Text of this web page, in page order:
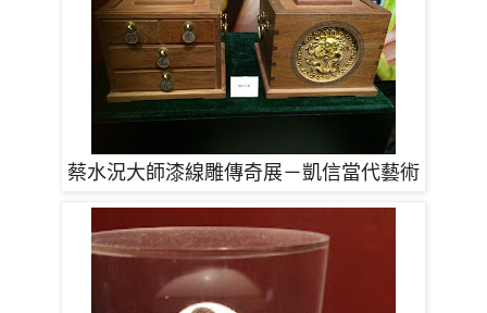
蔡水況大師漆線雕傳奇展－凱信當代藝術